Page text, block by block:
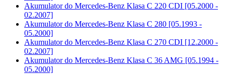
Akumulator do Mercedes-Benz Klasa C 220 CDI [05.2000 -
02.2007]
Akumulator do Mercedes-Benz Klasa C 280 [05.1993 -
05.2000]
Akumulator do Mercedes-Benz Klasa C 270 CDI [12.2000 -
02.2007]
Akumulator do Mercedes-Benz Klasa C 36 AMG [05.1994 -
05.2000]